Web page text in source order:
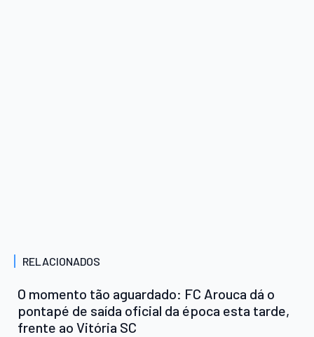
RELACIONADOS
O momento tão aguardado: FC Arouca dá o
pontapé de saída oficial da época esta tarde,
frente ao Vitória SC